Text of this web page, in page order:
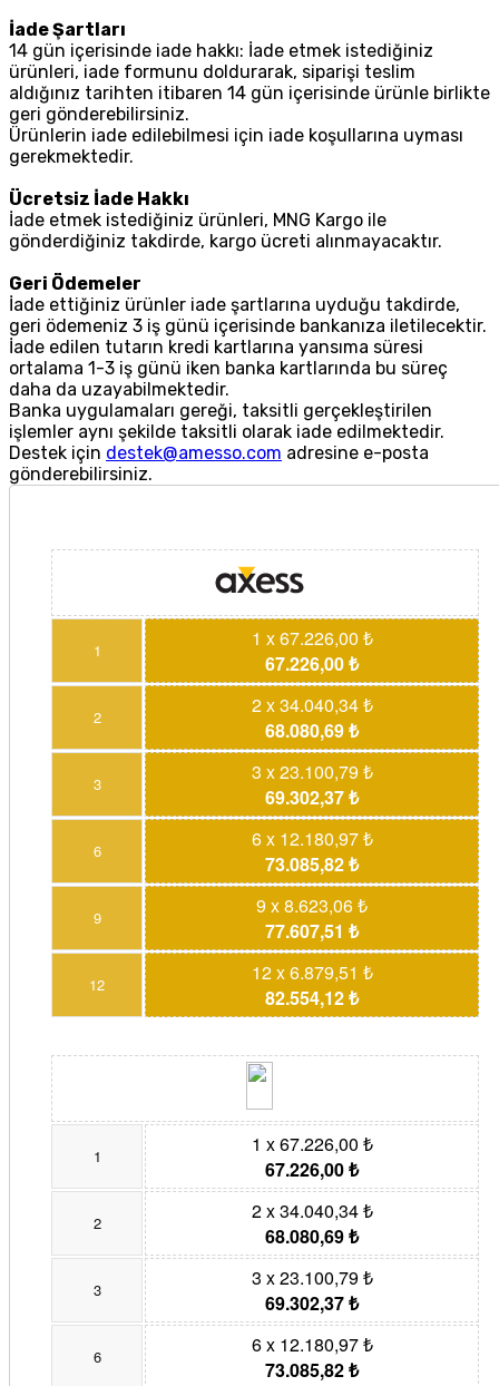
İade Şartları
14 gün içerisinde iade hakkı: İade etmek istediğiniz
ürünleri, iade formunu doldurarak, siparişi teslim
aldığınız tarihten itibaren 14 gün içerisinde ürünle birlikte
geri gönderebilirsiniz.
Ürünlerin iade edilebilmesi için iade koşullarına uyması
gerekmektedir.
Ücretsiz İade Hakkı
İade etmek istediğiniz ürünleri, MNG Kargo ile
gönderdiğiniz takdirde, kargo ücreti alınmayacaktır.
Geri Ödemeler
İade ettiğiniz ürünler iade şartlarına uyduğu takdirde,
geri ödemeniz 3 iş günü içerisinde bankanıza iletilecektir.
İade edilen tutarın kredi kartlarına yansıma süresi
ortalama 1-3 iş günü iken banka kartlarında bu süreç
daha da uzayabilmektedir.
Banka uygulamaları gereği, taksitli gerçekleştirilen
işlemler aynı şekilde taksitli olarak iade edilmektedir.
Destek için destek@amesso.com adresine e-posta
gönderebilirsiniz.
1
1 x 67.226,00 ₺
67.226,00 ₺
2
2 x 34.040,34 ₺
68.080,69 ₺
3
3 x 23.100,79 ₺
69.302,37 ₺
6
6 x 12.180,97 ₺
73.085,82 ₺
9
9 x 8.623,06 ₺
77.607,51 ₺
12
12 x 6.879,51 ₺
82.554,12 ₺
1
1 x 67.226,00 ₺
67.226,00 ₺
2
2 x 34.040,34 ₺
68.080,69 ₺
3
3 x 23.100,79 ₺
69.302,37 ₺
6
6 x 12.180,97 ₺
73.085,82 ₺